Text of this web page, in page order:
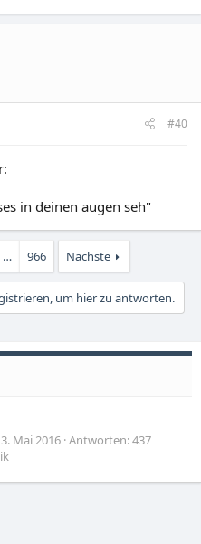
#40
in deinen augen seh"
… 966 Nächste
um hier zu antworten.
Mai 2016 Antworten: 437